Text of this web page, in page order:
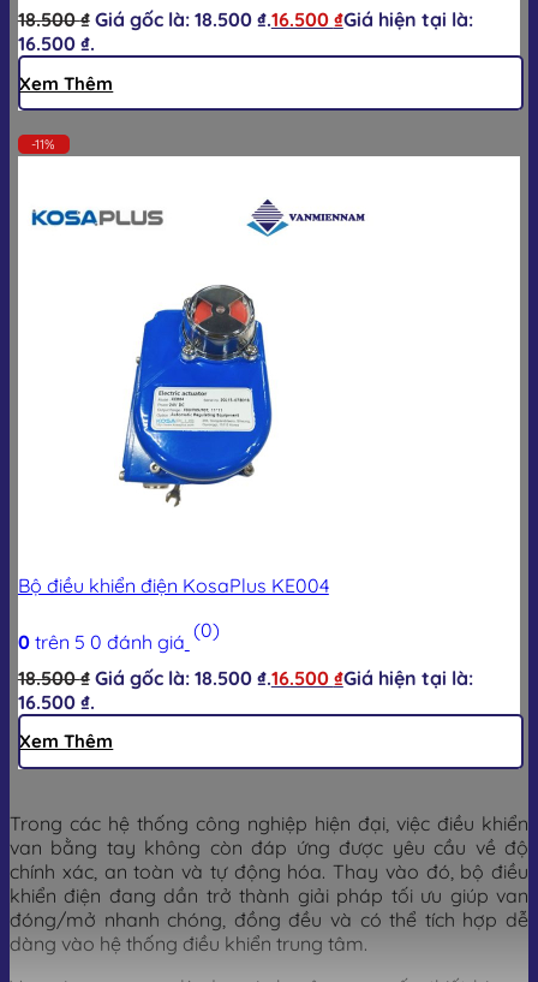
18.500₫ Giá gốc là: 18.500 ₫.16.500 ₫Giá hiện tại là:
16.500 ₫.
Xem Thêm
-11%
Bộ điều khiển điện KosaPlus KE004
0trên 5 0 đánh giá (0)
18.500₫ Giá gốc là: 18.500 ₫.16.500 ₫Giá hiện tại là:
16.500 ₫.
Xem Thêm
Trong các hệ thống công nghiệp hiện đại, việc điều khiển
van bằng tay không còn đáp ứng được yêu cầu về độ
chính xác, an toàn và tự động hóa. Thay vào đó, bộ điều
khiển điện đang dần trở thành giải pháp tối ưu giúp van
đóng/mở nhanh chóng, đồng đều và có thể tích hợp dễ
dàng vào hệ thống điều khiển trung tâm.